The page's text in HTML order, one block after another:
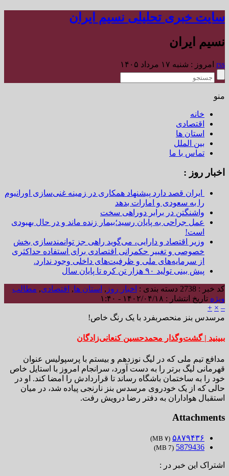
سایت خبری تحلیلی نسیم ایران
نسیم ایران
rss امروز : شنبه ۱۷ مرداد ۱۴۰۵
منو
خانه
اقتصادی
استان ها
بین الملل
تماس با ما
اخبار روز :
ایران قصد دارد پیشنهاد همکاری در زمینه غنی‌سازی اورانیوم
را به سعودی و امارات بدهد
واشنگتن در برابر دوراهی سخت
عمل جراحی به پایان رسید؛بیمار زنده ماند و در حال بهبودی
است!
وزیر اقتصاد و دارایی، می‌گوید راهی جز توانمندسازی بخش
خصوصی و تغییر حکمرانی اقتصادی برای استفاده حداکثری
از سرمایه‌های ملی و ظرفیت‌های داخلی وجود ندارد.
پیش بینی تولید ۹۰ هزار تن کره تا پایان سال
کد خبر : 2738 دسته بندی : اخبار روز , استان ها, اقتصادی, مطالب
ویژه تاریخ انتشار : ۱۴۰۲/۰۴/۱۸ - ۱:۴۰
–
×
+
مرسدس بنز منحصربفرد با یک رنگ خاص!
ببینید | گشت‌وگذار محمدحسین کنعانی‌زادگان
مدافع تیم ملی که در لیگ نوزدهم و بیستم با پرسپولیس عنوان
قهرمانی لیگ برتر را به دست آورد، سرانجام امروز با استایل خاص
خود را به ساختمان باشگاه رساند تا قراردادش را امضا کند. او در
حالی که از یک خودروی مرسدس بنز نارنجی پیاده شد، در میان
استقبال هواداران به دفتر رضا درویش رفت.
Attachments
۵۸۷۹۴۳۶ (۷ MB)
5879436
(7 MB)
اشتراک این خبر در :